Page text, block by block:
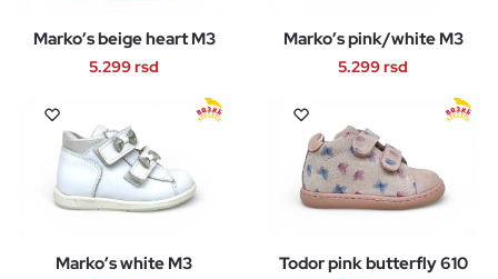
mogu
biti
na
stranici
proizvoda.
mogu
biti
stranici
proizvoda.
Marko’s beige heart M3
5.299rsd
proizvod
ima
više
varijanti.
mogu
Marko’s pink/white M3
5.299rsd
proizvod
ima
više
varijanti.
mogu
Marko’s white M3 Todor pink butterfly 610